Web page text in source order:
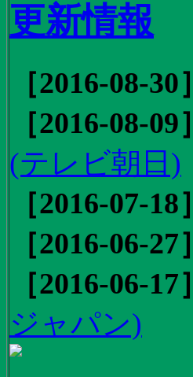
更新情報
［2016-08-30］
［2016-08-09］
(テレビ朝日)
［2016-07-18］
［2016-06-27］
［2016-06-17］
ジャパン)